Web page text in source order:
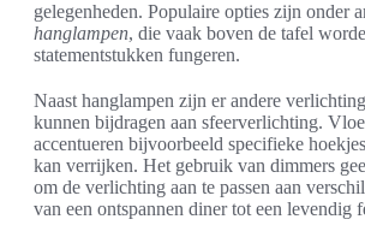
gelegenheden. Populaire opties zijn onder
hanglampen, die vaak boven de tafel
statementstukken fungeren.
Naast hanglampen zijn er andere
kunnen bijdragen aan sfeerverlichting.
accentueren bijvoorbeeld specifieke
kan verrijken. Het gebruik van dimmers
om de verlichting aan te passen aan
van een ontspannen diner tot een levendig